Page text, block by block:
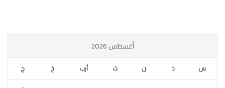
أغسطس 2026
س د ن ث أرب خ ج